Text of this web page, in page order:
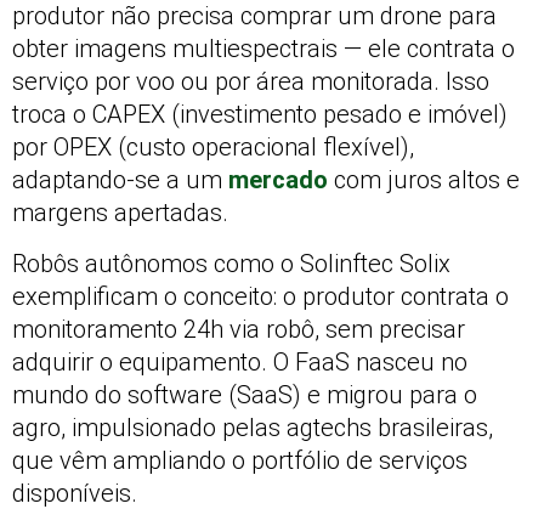
produtor não precisa comprar um drone para
obter imagens multiespectrais — ele contrata o
serviço por voo ou por área monitorada. Isso
troca o CAPEX (investimento pesado e imóvel)
por OPEX (custo operacional flexível),
adaptando-se a um mercado com juros altos e
margens apertadas.
Robôs autônomos como o Solinftec Solix
exemplificam o conceito: o produtor contrata o
monitoramento 24h via robô, sem precisar
adquirir o equipamento. O FaaS nasceu no
mundo do software (SaaS) e migrou para o
agro, impulsionado pelas agtechs brasileiras,
que vêm ampliando o portfólio de serviços
disponíveis.